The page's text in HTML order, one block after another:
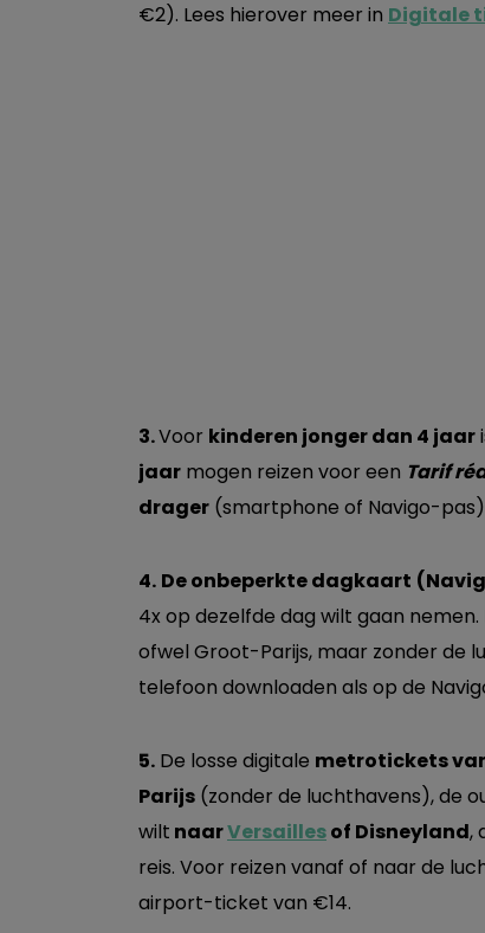
€2). Lees hierover meer in Digitale
3.Voor kinderen jonger dan 4 jaar
jaar mogen reizen voor een Tarif
drager (smartphone of Navigo-
4. De onbeperkte dagkaart
4x op dezelfde dag wilt gaan nemen.
ofwel Groot-Parijs, maar zonder de
telefoon downloaden als op de
5. De losse digitale metrotickets
Parijs (zonder de luchthavens), de
wilt naarVersaillesof Disneyland,
reis. Voor reizen vanaf of naar de
airport-ticket van €14.